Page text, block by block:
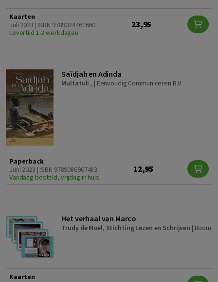
Kaarten
Juli 2023 | ISBN 9789024461660
Levertijd 1-2 werkdagen
23,95
Saïdjah en Adinda
Multatuli , | Eenvoudig Communiceren B.V.
Paperback
Juni 2023 | ISBN 9789086967483
Vandaag besteld, vrijdag in huis
12,95
Het verhaal van Marco
Trudy de Moel, Stichting Lezen en Schrijven | Boom
Kaarten